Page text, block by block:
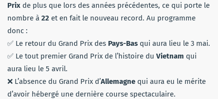
Prix de plus que lors des années précédentes, ce qui porte le
nombre à 22 et en fait le nouveau record. Au programme
donc :
✅ Le retour du Grand Prix des Pays-Bas qui aura lieu le 3 mai.
✅ Le tout premier Grand Prix de l’histoire du Vietnam qui
aura lieu le 5 avril.
❌ L’absence du Grand Prix d’Allemagne qui aura eu le mérite
d’avoir hébergé une dernière course spectaculaire.